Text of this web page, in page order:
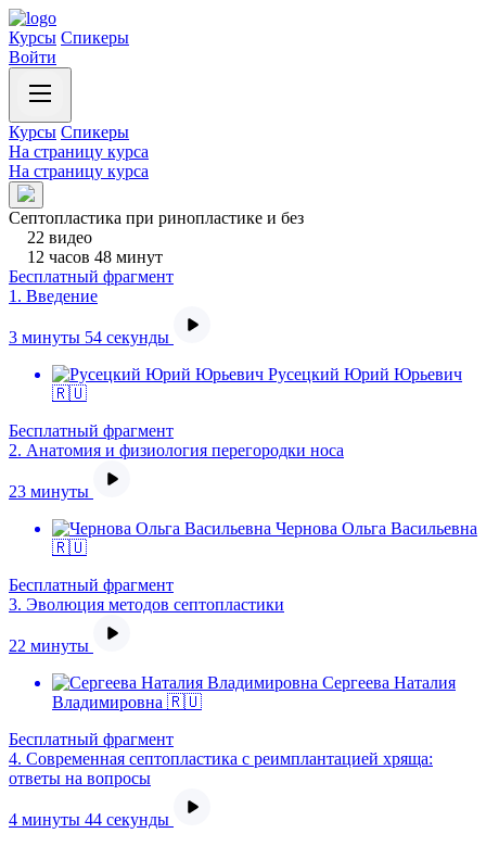
Курсы Спикеры
Войти
Курсы Спикеры
На страницу курса
На страницу курса
Септопластика при ринопластике и без
22 видео
12 часов 48 минут
Бесплатный фрагмент
1. Введение
3 минуты 54 секунды
Русецкий Юрий Юрьевич
🇷🇺
Бесплатный фрагмент
2. Анатомия и физиология перегородки носа
23 минуты
Чернова Ольга Васильевна
🇷🇺
Бесплатный фрагмент
3. Эволюция методов септопластики
22 минуты
Сергеева Наталия
Владимировна 🇷🇺
Бесплатный фрагмент
4. Современная септопластика с реимплантацией хряща:
ответы на вопросы
4 минуты 44 секунды